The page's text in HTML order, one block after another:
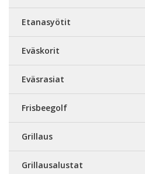
Etanasyötit
Eväskorit
Eväsrasiat
Frisbeegolf
Grillaus
Grillausalustat